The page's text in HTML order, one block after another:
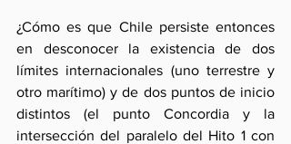
¿Cómo es que Chile persiste entonces
en desconocer la existencia de dos
límites internacionales (uno terrestre y
otro marítimo) y de dos puntos de inicio
distintos (el punto Concordia y la
intersección del paralelo del Hito 1 con